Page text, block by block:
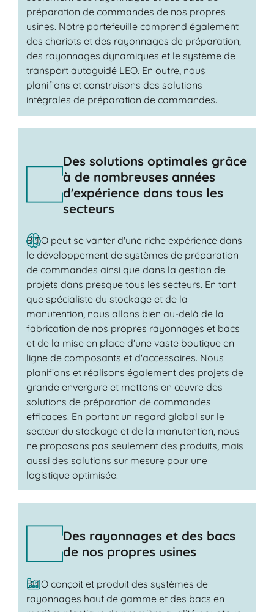
préparation de commandes de nos propres
usines. Notre portefeuille comprend également
des chariots et des rayonnages de préparation,
des rayonnages dynamiques et le système de
transport autoguidé LEO. En outre, nous
planifions et construisons des solutions
intégrales de préparation de commandes.
Des solutions optimales grâce
à de nombreuses années
d'expérience dans tous les
secteurs
BITO peut se vanter d'une riche expérience dans
le développement de systèmes de préparation
de commandes ainsi que dans la gestion de
projets dans presque tous les secteurs. En tant
que spécialiste du stockage et de la
manutention, nous allons bien au-delà de la
fabrication de nos propres rayonnages et bacs
et de la mise en place d'une vaste boutique en
ligne de composants et d'accessoires. Nous
planifions et réalisons également des projets de
grande envergure et mettons en œuvre des
solutions de préparation de commandes
efficaces. En portant un regard global sur le
secteur du stockage et de la manutention, nous
ne proposons pas seulement des produits, mais
aussi des solutions sur mesure pour une
logistique optimisée.
Des rayonnages et des bacs
de nos propres usines
BITO conçoit et produit des systèmes de
rayonnages haut de gamme et des bacs en